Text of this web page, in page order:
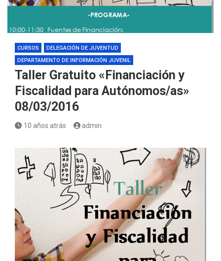
CURSOS
DELEGACIÓN DE JUVENTUD
DEPARTAMENTO DE INFORMACIÓN JUVENIL
Taller Gratuito «Financiación y
Fiscalidad para Autónomos/as»
08/03/2016
10 años atrás admin